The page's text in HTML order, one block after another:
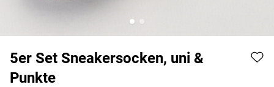
5er Set Sneakersocken, uni &
Punkte